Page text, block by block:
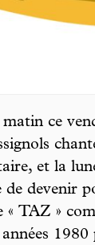
ce
et la
de devenir
« TAZ »
années